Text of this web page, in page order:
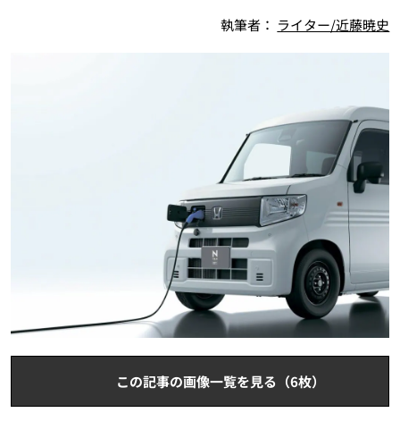
執筆者： ライター/近藤暁史
この記事の画像一覧を見る（6枚）